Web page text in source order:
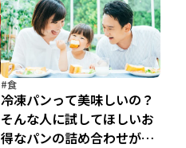
#食
冷凍パンって美味しいの？
そんな人に試してほしいお
得なパンの詰め合わせが登